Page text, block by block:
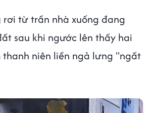
từ trần nhà xuống đang
sau khi ngước lên thấy hai
thanh niên liền ngả lưng "ngất